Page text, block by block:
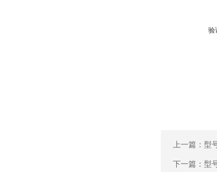
验
上一篇： 型
下一篇： 型